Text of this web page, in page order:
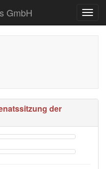
GmbH
der